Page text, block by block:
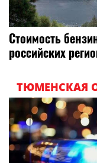
Стоимость
российских
ТЮМЕНСКАЯ